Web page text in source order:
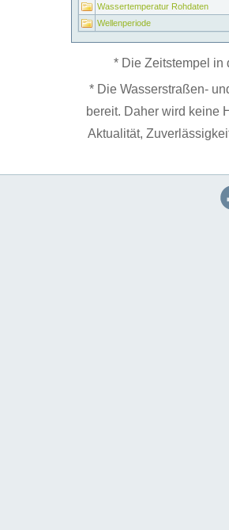
Wassertemperatur Rohdaten
Wellenperiode
* Die Zeitstempel in
* Die Wasserstraßen-
bereit. Daher wird keine
Aktualität,